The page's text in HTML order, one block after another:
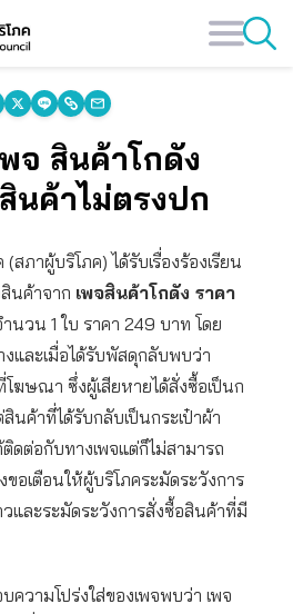
จ สินค้าโกดัง
นค้าไม่ตรงปก
สภาผู้บริโภค) ได้รับเรื่องร้องเรียน
นค้าจาก เพจสินค้าโกดัง ราคา
นวน 1 ใบ ราคา 249 บาท โดย
งและเมื่อได้รับพัสดุกลับพบว่า
ฆษณา ซึ่งผู้เสียหายได้สั่งซื้อเป็นก
นค้าที่ได้รับกลับเป็นกระเป๋าผ้า
ดต่อกับทางเพจแต่ก็ไม่สามารถ
อเตือนให้ผู้บริโภคระมัดระวังการ
และระมัดระวังการสั่งซื้อสินค้าที่มี
ความโปร่งใส่ของเพจพบว่า เพจ